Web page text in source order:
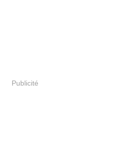
Publicité